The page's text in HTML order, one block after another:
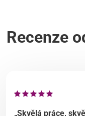
Recenze
„Skvělá práce,